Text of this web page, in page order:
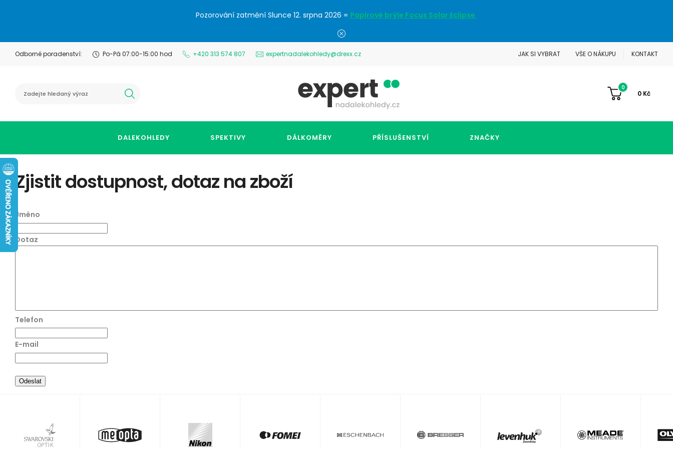
Pozorování zatmění Slunce 12. srpna 2026 = Papírové brýle Focus Solar Eclipse
Odborné poradenství: Po-Pá 07:00-15:00 hod +420 313 574 807 expertnadalekohledy@drexx.cz JAK SI VYBRAT VŠE O NÁKUPU KONTAKT
0
0 Kč
DALEKOHLEDY SPEKTIVY DÁLKOMĚRY PŘÍSLUŠENSTVÍ ZNAČKY
Zjistit dostupnost, dotaz na zboží
Jméno
Dotaz
Telefon
E-mail
Odeslat